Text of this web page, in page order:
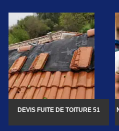
DEVIS FUITE DE TOITURE 51